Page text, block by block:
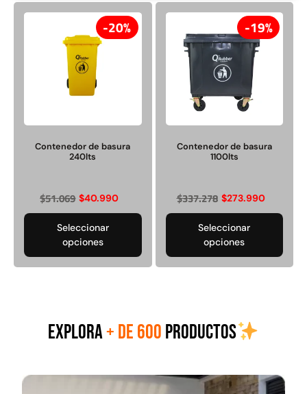
20%
Contenedor de basura
240lts
$51.069 $40.990
Seleccionar
opciones
19%
Contenedor de basura
1100lts
$337.278 $273.990
Seleccionar
opciones
EXPLORA+ DE 600 PRODUCTOS
19%
Contenedor de basura
1100lts
337.278 $273.990
Seleccionar opciones
11%
Contenedor de basura
660lts
239.369 $213.990
Seleccionar opciones